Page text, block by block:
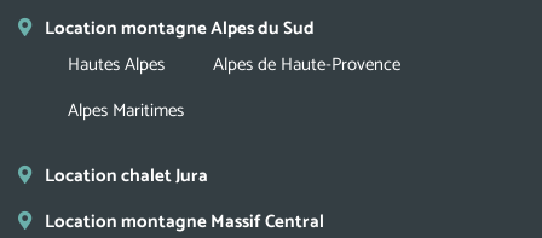
Location montagne Alpes du Sud
Hautes Alpes
Alpes de Haute-Provence
Alpes Maritimes
Location chalet Jura
Location montagne Massif Central